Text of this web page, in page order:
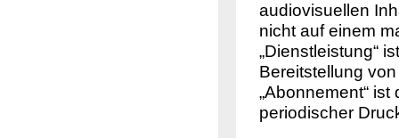
audiovisuellen
nicht auf einem
„Dienstleistung“
Bereitstellung
„Abonnement“
periodischer